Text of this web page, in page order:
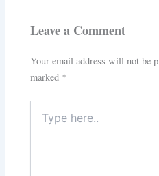
Leave a Comment
Your email address will not be
marked *
here..